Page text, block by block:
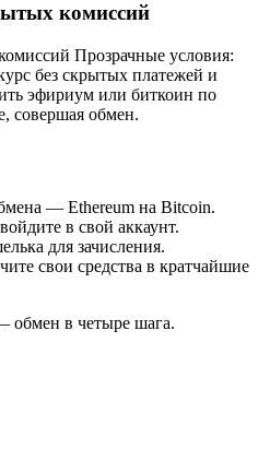
комиссий
Прозрачные условия:
без скрытых платежей и
эфириум или биткоин по
совершая обмен.
— Ethereum на Bitcoin.
в свой аккаунт.
для зачисления.
свои средства в кратчайшие
обмен в четыре шага.